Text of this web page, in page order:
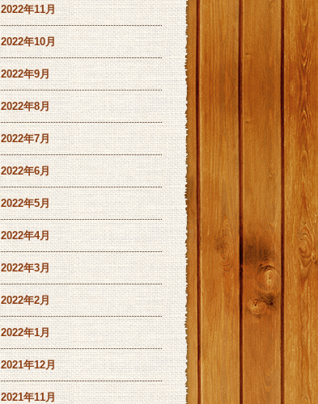
2022年11月
2022年10月
2022年9月
2022年8月
2022年7月
2022年6月
2022年5月
2022年4月
2022年3月
2022年2月
2022年1月
2021年12月
2021年11月